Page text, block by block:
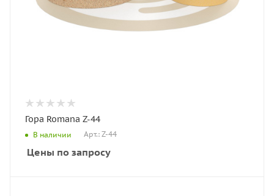
Гора Romana Z-44
В наличии Арт.: Z-44
Цены по запросу